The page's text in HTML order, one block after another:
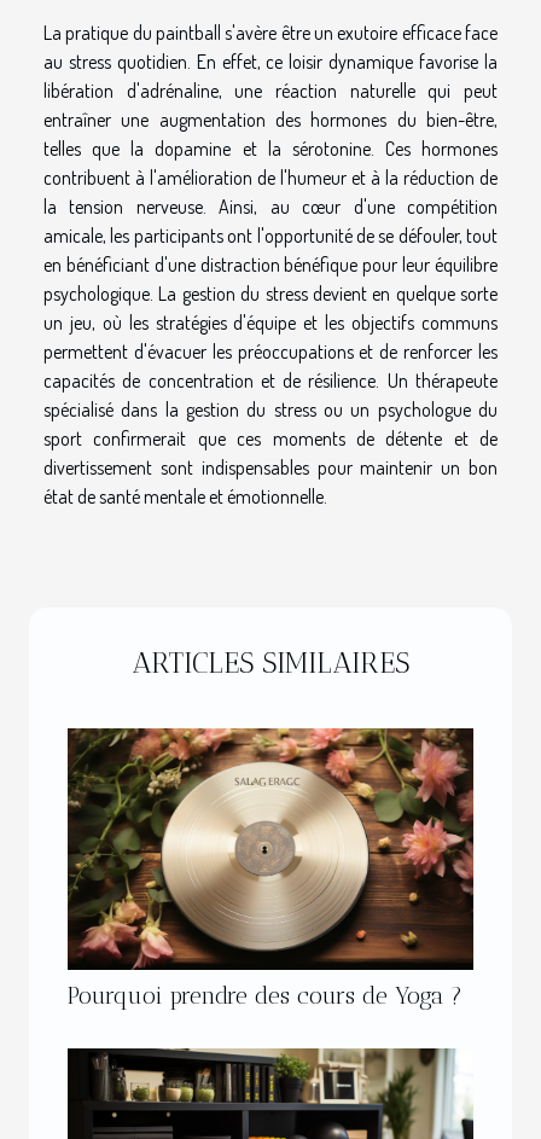
La pratique du paintball s'avère être un exutoire efficace face
au stress quotidien. En effet, ce loisir dynamique favorise la
libération d'adrénaline, une réaction naturelle qui peut
entraîner une augmentation des hormones du bien-être,
telles que la dopamine et la sérotonine. Ces hormones
contribuent à l'amélioration de l'humeur et à la réduction de
la tension nerveuse. Ainsi, au cœur d'une compétition
amicale, les participants ont l'opportunité de se défouler, tout
en bénéficiant d'une distraction bénéfique pour leur équilibre
psychologique. La gestion du stress devient en quelque sorte
un jeu, où les stratégies d'équipe et les objectifs communs
permettent d'évacuer les préoccupations et de renforcer les
capacités de concentration et de résilience. Un thérapeute
spécialisé dans la gestion du stress ou un psychologue du
sport confirmerait que ces moments de détente et de
divertissement sont indispensables pour maintenir un bon
état de santé mentale et émotionnelle.
ARTICLES SIMILAIRES
Pourquoi prendre des cours de Yoga ?